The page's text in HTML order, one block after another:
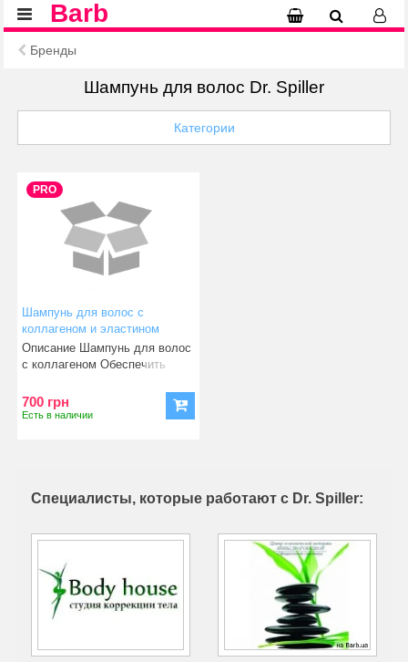
Barb
Бренды
Шампунь для волос Dr. Spiller
Категории
PRO
Шампунь для волос с
коллагеном и эластином
Описание Шампунь для волос
с коллагеном Обеспечить
700 грн
Есть в наличии
Специалисты, которые работают с Dr. Spiller: